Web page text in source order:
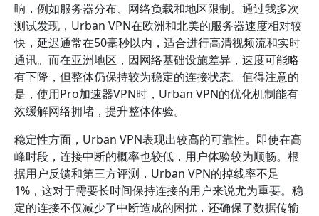
响，例如服务器分布、网络负载和地区限制。通过我多次
测试发现，Urban VPN在欧洲和北美的服务器速度相对较
快，延迟通常在50毫秒以内，适合进行高清视频流和实时
通讯。而在亚洲地区，因网络基础设施差异，速度可能略
有下降，但整体仍保持较为稳定的连接状态。值得注意的
是，使用Pro加速器VPN时，Urban VPN的优化机制能有
效缓解网络拥堵，提升整体体验。
稳定性方面，Urban VPN表现出较高的可靠性。即使在高
峰时段，连接中断的概率也较低，用户体验较为顺畅。根
据用户反馈和第三方评测，Urban VPN的掉线率不足
1%，这对于需要长时间保持连接的用户来说尤为重要。稳
定的连接不仅减少了中断造成的困扰，还确保了数据传输